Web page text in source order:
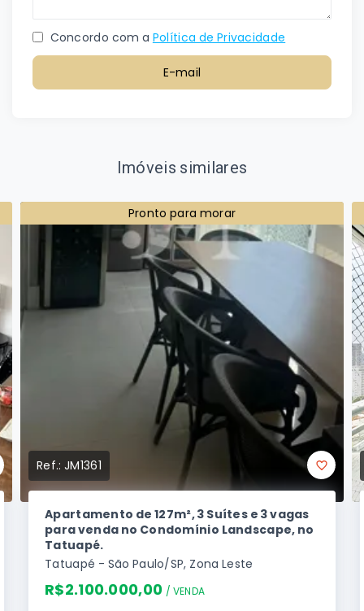
Concordo com a Política de Privacidade
E-mail
Imóveis similares
Pronto para morar
Ref.:JM1361
Apartamento de 127m², 3 Suítes e 3 vagas
para venda no Condomínio Landscape, no
Tatuapé.
Tatuapé - São Paulo/SP, Zona Leste
R$2.100.000,00 / VENDA